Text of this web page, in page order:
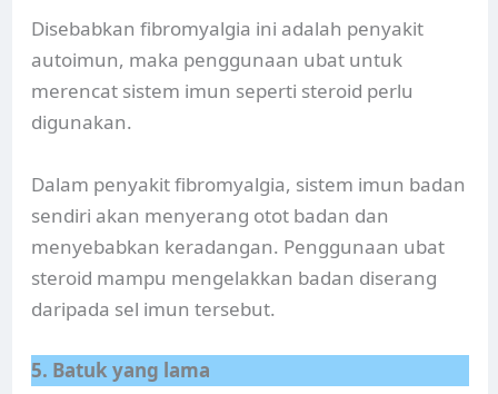
Disebabkan fibromyalgia ini adalah penyakit
autoimun, maka penggunaan ubat untuk
merencat sistem imun seperti steroid perlu
digunakan.
Dalam penyakit fibromyalgia, sistem imun badan
sendiri akan menyerang otot badan dan
menyebabkan keradangan. Penggunaan ubat
steroid mampu mengelakkan badan diserang
daripada sel imun tersebut.
5. Batuk yang lama